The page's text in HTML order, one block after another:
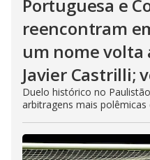
Portuguesa e
reencontram
um nome volta
Javier Castrilli;
Duelo histórico no
arbitragens mais